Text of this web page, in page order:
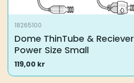
18265100
Dome ThinTube & Reciever
Power Size Small
119,00 kr